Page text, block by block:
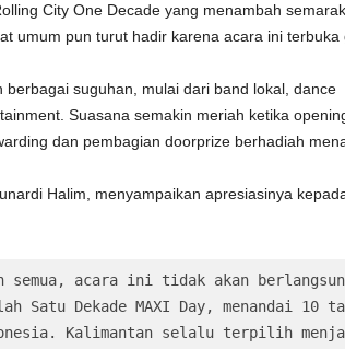
City One Decade yang menambah
umum pun turut hadir karena acara ini terbuka
suguhan, mulai dari band lokal, dance
Suasana semakin meriah ketika
dan pembagian doorprize berhadiah
Halim, menyampaikan apresiasinya
semua, acara ini tidak akan
Satu Dekade MAXI Day, menandai 10
Kalimantan selalu terpilih